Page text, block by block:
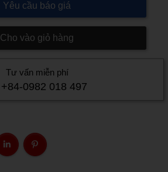
Yêu cầu báo giá
Cho vào giỏ hàng
Tư vấn miễn phí
+84-0982 018 497